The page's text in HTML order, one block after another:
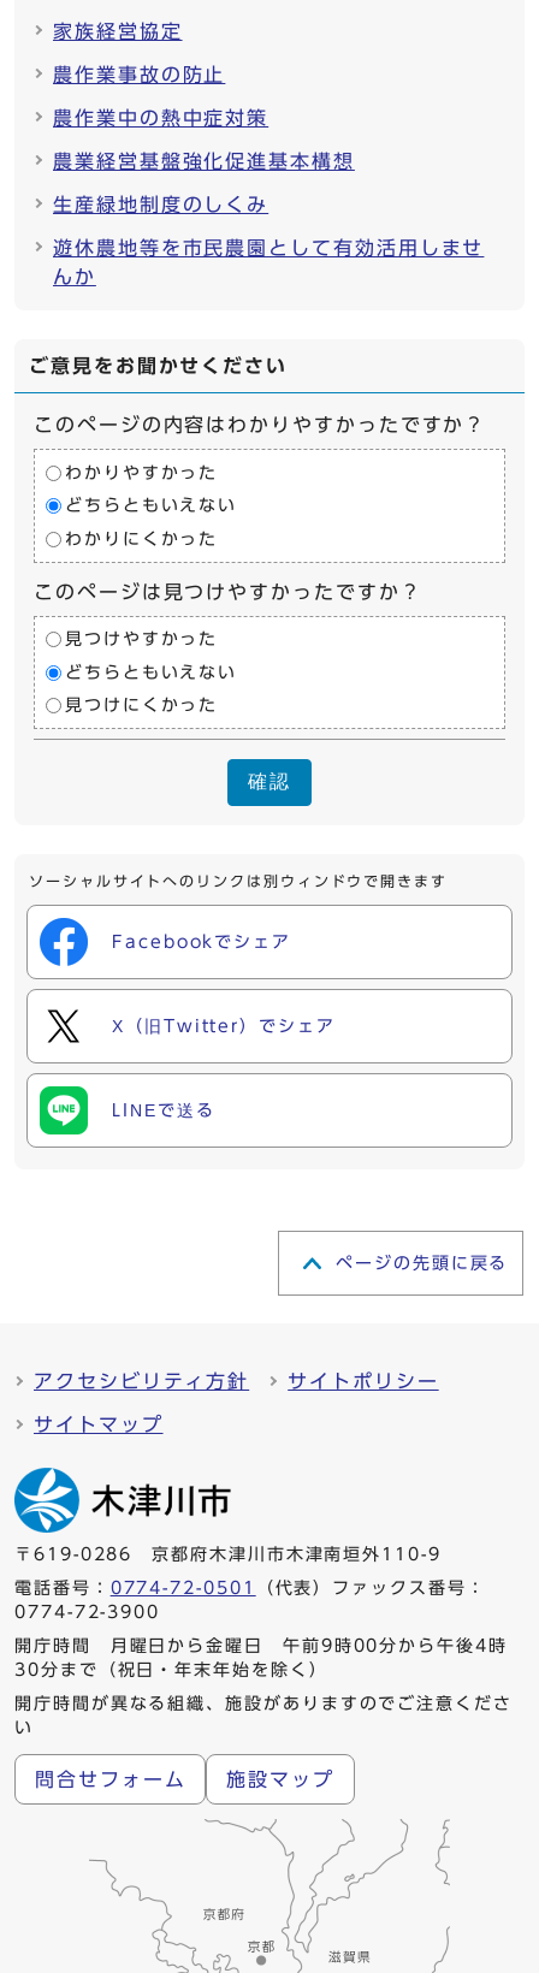
家族経営協定
農作業事故の防止
農作業中の熱中症対策
農業経営基盤強化促進基本構想
生産緑地制度のしくみ
遊休農地等を市民農園として有効活用しませ
んか
ご意見をお聞かせください
このページの内容はわかりやすかったですか？
わかりやすかった
どちらともいえない
わかりにくかった
このページは見つけやすかったですか？
見つけやすかった
どちらともいえない
見つけにくかった
確認
ソーシャルサイトへのリンクは別ウィンドウで開きます
Facebookでシェア
X（旧Twitter）でシェア
LINEで送る
ページの先頭に戻る
アクセシビリティ方針 サイトポリシー
サイトマップ
〒619-0286 京都府木津川市木津南垣外110-9
電話番号： 0774-72-0501
（代表）ファックス番号：
0774-72-3900
開庁時間 月曜日から金曜日 午前9時00分から午後4時
30分まで（祝日・年末年始を除く）
開庁時間が異なる組織、施設がありますのでご注意くださ
い
問合せフォーム 施設マップ